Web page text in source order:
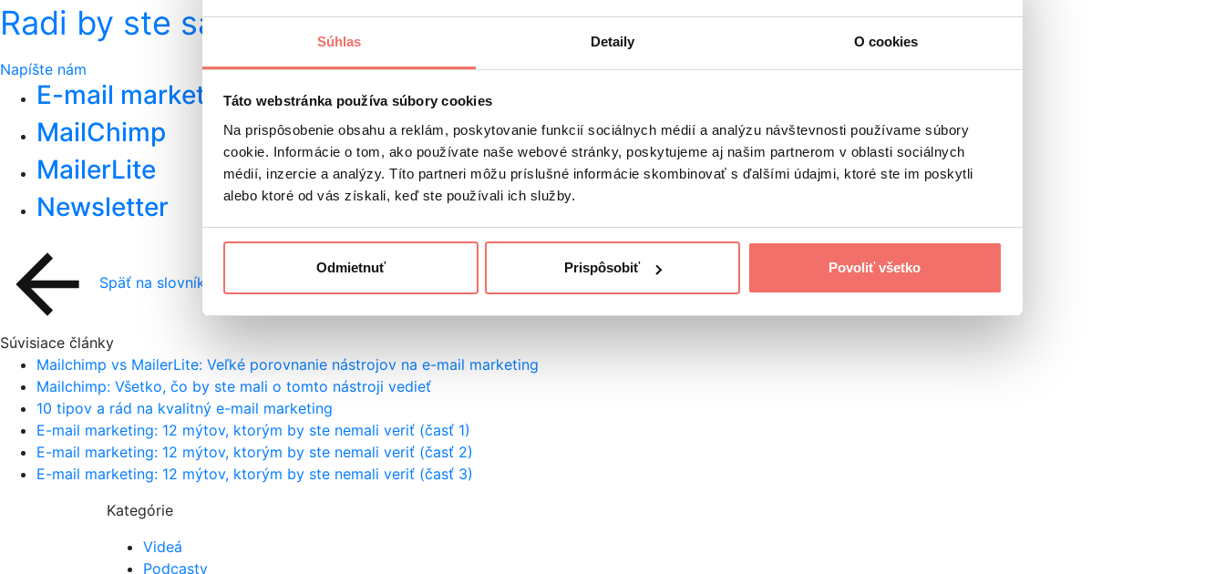
Súhlas Detaily O cookies
Táto webstránka používa súbory cookies
Na prispôsobenie obsahu a reklám, poskytovanie funkcií sociálnych médií a analýzu návštevnosti používame súbory
cookie. Informácie o tom, ako používate naše webové stránky, poskytujeme aj našim partnerom v oblasti sociálnych
médií, inzercie a analýzy. Títo partneri môžu príslušné informácie skombinovať s ďalšími údajmi, ktoré ste im poskytli
alebo ktoré od vás získali, keď ste používali ich služby.
Odmietnuť Prispôsobiť Povoliť všetko
Radi by ste sa pustili do e-mail marketingu?
Napíšte nám
E-mail marketing
MailChimp
MailerLite
Newsletter
Späť na slovník
Súvisiace články
Mailchimp vs MailerLite: Veľké porovnanie nástrojov na e-mail marketing
Mailchimp: Všetko, čo by ste mali o tomto nástroji vedieť
10 tipov a rád na kvalitný e-mail marketing
E-mail marketing: 12 mýtov, ktorým by ste nemali veriť (časť 1)
E-mail marketing: 12 mýtov, ktorým by ste nemali veriť (časť 2)
E-mail marketing: 12 mýtov, ktorým by ste nemali veriť (časť 3)
Kategórie
Videá
Podcasty